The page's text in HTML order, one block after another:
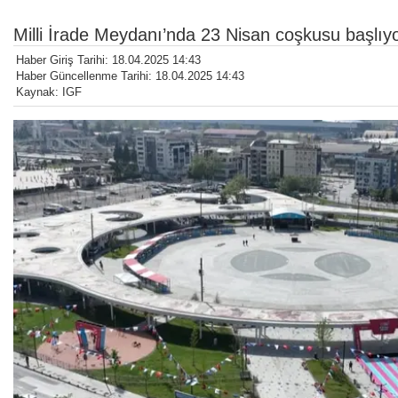
Milli İrade Meydanı’nda 23 Nisan coşkusu
Haber Giriş Tarihi: 18.04.2025 14:43
Haber Güncellenme Tarihi: 18.04.2025 14:43
Kaynak: IGF